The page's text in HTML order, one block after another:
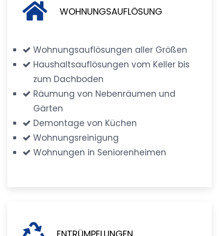
WOHNUNGSAUFLÖSUNG
Wohnungsauflösungen aller Größen
Haushaltsauflösungen vom Keller bis
zum Dachboden
Räumung von Nebenräumen und
Gärten
Demontage von Küchen
Wohnungsreinigung
Wohnungen in Seniorenheimen
ENTRÜMPELUNGEN